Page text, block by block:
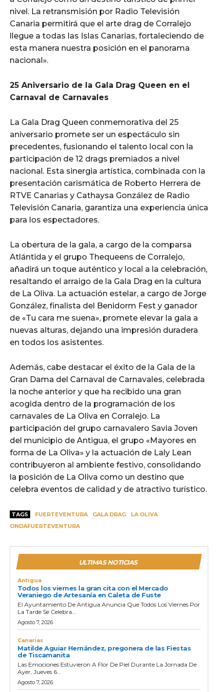
nivel. La retransmisión por Radio Televisión
Canaria permitirá que el arte drag de Corralejo
llegue a todas las Islas Canarias, fortaleciendo de
esta manera nuestra posición en el panorama
nacional».
25 Aniversario de la Gala Drag Queen en el
Carnaval de Carnavales
La Gala Drag Queen conmemorativa del 25
aniversario promete ser un espectáculo sin
precedentes, fusionando el talento local con la
participación de 12 drags premiados a nivel
nacional. Esta sinergia artística, combinada con la
presentación carismática de Roberto Herrera de
RTVE Canarias y Cathaysa González de Radio
Televisión Canaria, garantiza una experiencia única
para los espectadores.
La obertura de la gala, a cargo de la comparsa
Atlántida y el grupo Thequeens de Corralejo,
añadirá un toque auténtico y local a la celebración,
resaltando el arraigo de la Gala Drag en la cultura
de La Oliva. La actuación estelar, a cargo de Jorge
González, finalista del Benidorm Fest y ganador
de «Tu cara me suena», promete elevar la gala a
nuevas alturas, dejando una impresión duradera
en todos los asistentes.
Además, cabe destacar el éxito de la Gala de la
Gran Dama del Carnaval de Carnavales, celebrada
la noche anterior y que ha recibido una gran
acogida dentro de la programación de los
carnavales de La Oliva en Corralejo. La
participación del grupo carnavalero Savia Joven
del municipio de Antigua, el grupo «Mayores en
forma de La Oliva» y la actuación de Laly Lean
contribuyeron al ambiente festivo, consolidando
la posición de La Oliva como un destino que
celebra eventos de calidad y de atractivo turístico.
TAGS FUERTEVENTURA GALA DRAG
LA OLIVA
ONDAFUERTEVENTURA
ULTIMAS NOTICIAS
Antigua
Todos los viernes la gran cita con el Mercado
Veraniego de Artesanía en Caleta de Fuste
El Ayuntamiento De Antigua Anuncia Que Todos Los Viernes Por
La Tarde Se Celebra...
Agosto 7, 2026
Canarias
Matilde Aguiar Hernández, pregonera de las Fiestas
de Tiscamanita
Las Emociones Estuvieron A Flor De Piel Durante La Jornada De
Ayer, Jueves 6...
Agosto 7, 2026